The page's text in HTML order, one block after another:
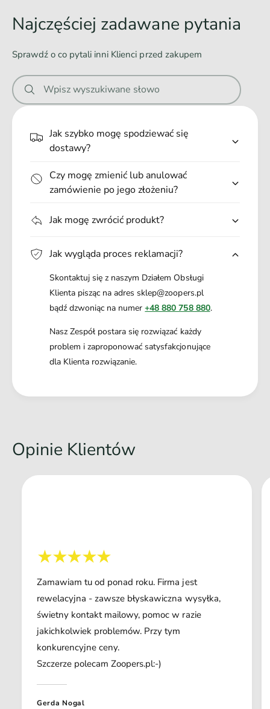
w
i
e
Najczęściej zadawane pytania
Sprawdź o co pytali inni Klienci przed zakupem
Wpisz wyszukiwane słowo
Jak szybko mogę spodziewać się
dostawy?
Czy mogę zmienić lub anulować
zamówienie po jego złożeniu?
Jak mogę zwrócić produkt?
Jak wygląda proces reklamacji?
Skontaktuj się z naszym Działem Obsługi
Klienta pisząc na adres sklep@zoopers.pl
bądź dzwoniąc na numer+48 880 758 880.
Nasz Zespół postara się rozwiązać każdy
problem i zaproponować satysfakcjonujące
dla Klienta rozwiązanie.
Opinie Klientów
Zamawiam tu od ponad roku. Firma jest
rewelacyjna - zawsze błyskawiczna wysyłka,
świetny kontakt mailowy, pomoc w razie
jakichkolwiek problemów. Przy tym
konkurencyjne ceny.
Szczerze polecam Zoopers.pl:-)
Gerda Nogal